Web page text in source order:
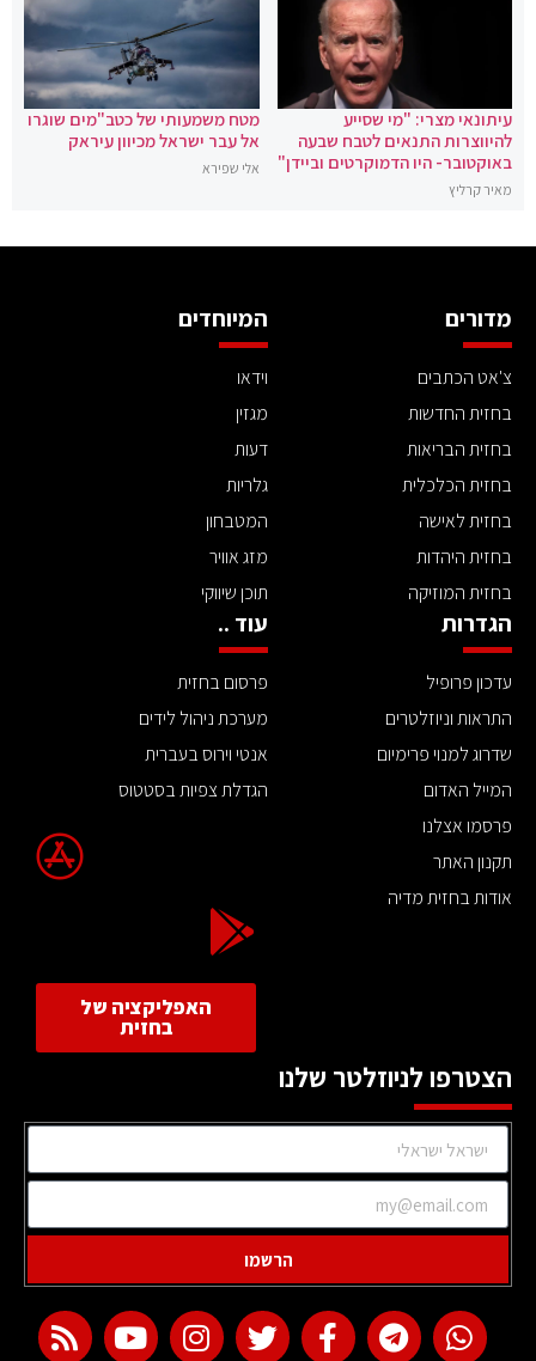
עיתונאי מצרי: "מי שסייע
להיווצרות התנאים לטבח שבעה
באוקטובר- היו הדמוקרטים וביידן"
מאיר קרליץ
מטח משמעותי של כטב"מים שוגרו
אל עבר ישראל מכיוון עיראק
אלי שפירא
מדורים
צ'אט הכתבים
בחזית החדשות
בחזית הבריאות
בחזית הכלכלית
בחזית לאישה
בחזית היהדות
בחזית המוזיקה
המיוחדים
וידאו
מגזין
דעות
גלריות
המטבחון
מזג אוויר
תוכן שיווקי
הגדרות
עדכון פרופיל
התראות וניוזלטרים
שדרוג למנוי פרימיום
המייל האדום
פרסמו אצלנו
תקנון האתר
אודות בחזית מדיה
עוד ..
פרסום בחזית
מערכת ניהול לידים
אנטי וירוס בעברית
הגדלת צפיות בסטטוס
האפליקציה של
בחזית
הצטרפו לניוזלטר שלנו
הרשמו